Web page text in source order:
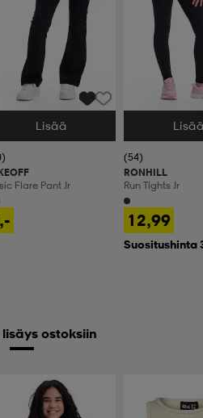
Valitse Koko
Lisää
Flare Pant Jr
Valitse Koko
(54)
RONHILL
Run Tights Jr
12,99
Suositushinta
ostoksiin